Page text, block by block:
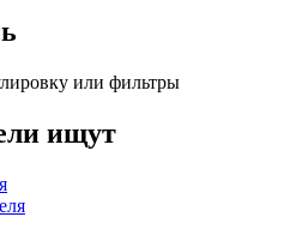
или фильтры
ищут